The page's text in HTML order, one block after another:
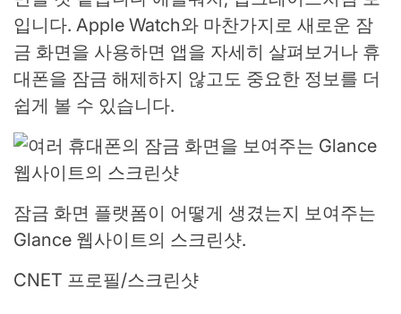
입니다. Apple Watch와 마찬가지로 새로운 잠
금 화면을 사용하면 앱을 자세히 살펴보거나 휴
대폰을 잠금 해제하지 않고도 중요한 정보를 더
쉽게 볼 수 있습니다.
잠금 화면 플랫폼이 어떻게 생겼는지 보여주는
Glance 웹사이트의 스크린샷.
CNET 프로필/스크린샷